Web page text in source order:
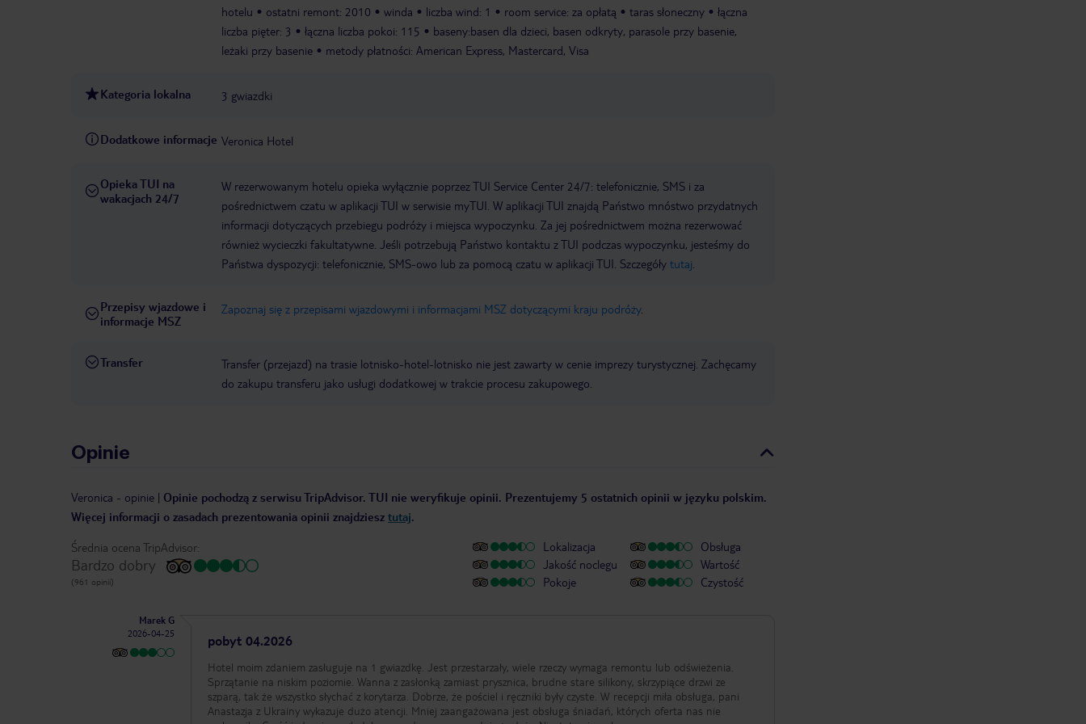
hotelu
ostatni remont: 2010 winda liczba wind: 1 room service: za opłatą taras słoneczny
łączna
liczba pięter: 3
łączna liczba pokoi: 115
baseny:basen dla dzieci, basen odkryty, parasole przy basenie,
leżaki przy basenie
metody płatności: American Express, Mastercard, Visa
Kategoria lokalna 3 gwiazdki
Dodatkowe informacje Veronica Hotel
Opieka TUI na
wakacjach 24/7
W rezerwowanym hotelu opieka wyłącznie poprzez TUI Service Center 24/7: telefonicznie, SMS i za
pośrednictwem czatu w aplikacji TUI w serwisie myTUI. W aplikacji TUI znajdą Państwo mnóstwo przydatnych
informacji dotyczących przebiegu podróży i miejsca wypoczynku. Za jej pośrednictwem można rezerwować
również wycieczki fakultatywne. Jeśli potrzebują Państwo kontaktu z TUI podczas wypoczynku, jesteśmy do
Państwa dyspozycji: telefonicznie, SMS-owo lub za pomocą czatu w aplikacji TUI. Szczegóły tutaj
Przepisy wjazdowe i
informacje MSZ
Zapoznaj się z przepisami wjazdowymi i informacjami MSZ dotyczącymi kraju podróży.
Transfer
Transfer (przejazd) na trasie lotnisko-hotel-lotnisko nie jest zawarty w cenie imprezy turystycznej. Zachęcamy
do zakupu transferu jako usługi dodatkowej w trakcie procesu zakupowego.
Opinie
Veronica - opinie | Opinie pochodzą z serwisu TripAdvisor. TUI nie weryfikuje opinii. Prezentujemy 5 ostatnich opinii w języku polskim.
Więcej informacji o zasadach prezentowania opinii znajdziesz tutaj.
Średnia ocena TripAdvisor:
Bardzo dobry
(961 opinii)
Lokalizacja
Jakość noclegu
Pokoje
Obsługa
Wartość
Czystość
Marek G
2026-04-25
pobyt 04.2026
Hotel moim zdaniem zasługuje na 1 gwiazdkę. Jest przestarzały, wiele rzeczy wymaga remontu lub odświeżenia.
Sprzątanie na niskim poziomie. Wanna z zasłonką zamiast prysznica, brudne stare silikony, skrzypiące drzwi ze
szparą, tak że wszystko słychać z korytarza. Dobrze, że pościel i ręczniki były czyste. W recepcji miła obsługa, pani
Anastazja z Ukrainy wykazuje dużo atencji. Mniej zaangażowana jest obsługa śniadań, których oferta nas nie